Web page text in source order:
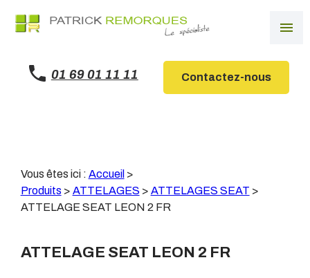
menu
01 69 01 11 11 Contactez-nous
Vous êtes ici : Accueil >
Produits > ATTELAGES > ATTELAGES SEAT >
ATTELAGE SEAT LEON 2 FR
ATTELAGE SEAT LEON 2 FR